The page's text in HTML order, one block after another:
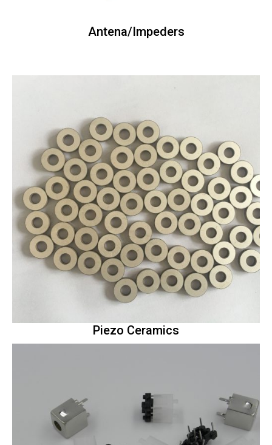
Antena/Impeders
Piezo Ceramics